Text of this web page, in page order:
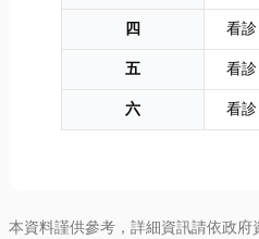
四
看診
五
看診
六
看診
本資料謹供參考，詳細資訊請依政府